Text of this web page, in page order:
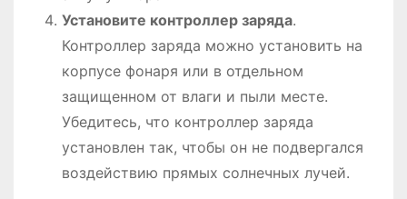
Установите контроллер заряда.
Контроллер заряда можно установить на
корпусе фонаря или в отдельном
защищенном от влаги и пыли месте.
Убедитесь, что контроллер заряда
установлен так, чтобы он не подвергался
воздействию прямых солнечных лучей.